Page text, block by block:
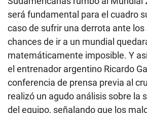
será fundamental para el cuadro
caso de sufrir una derrota ante
chances de ir a un mundial
matemáticamente imposible. Y
el entrenador argentino Ricardo
conferencia de prensa previa al
realizó un agudo análisis sobre la
del equipo, señalando que los